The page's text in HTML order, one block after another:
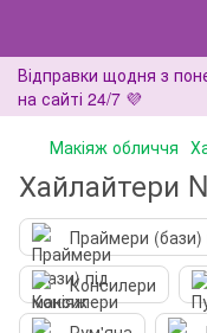
Відправки щодня з
на сайті 24/7 💜
Макіяж обличчя
Хайлайтери
Праймери (бази)
Консилери